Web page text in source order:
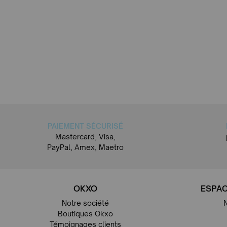
PAIEMENT SÉCURISÉ
Mastercard, Visa,
PayPal, Amex, Maetro
OKXO
Notre société
Boutiques Okxo
Témoignages clients